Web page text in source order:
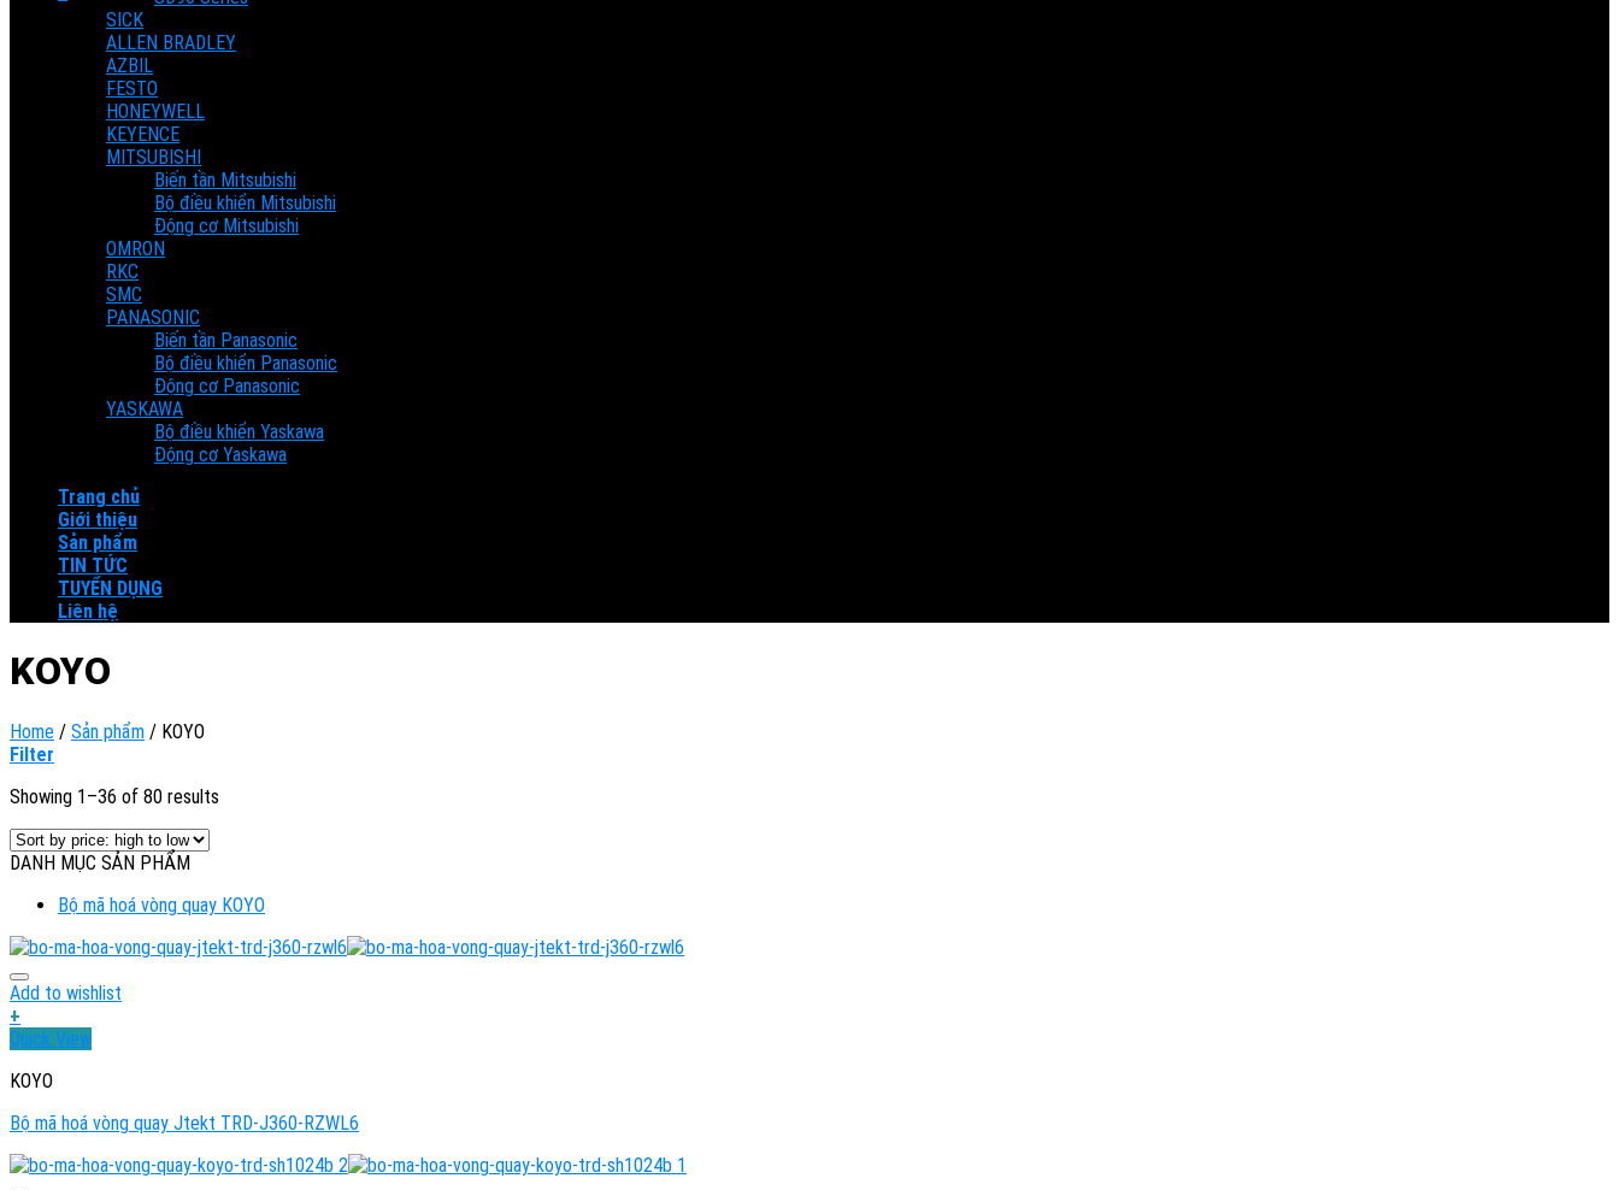
No products in the cart.
SICK
ALLEN BRADLEY
AZBIL
FESTO
HONEYWELL
KEYENCE
MITSUBISHI
Biến tần Mitsubishi
Bộ điều khiển Mitsubishi
Động cơ Mitsubishi
OMRON
RKC
SMC
PANASONIC
Biến tần Panasonic
Bộ điều khiển Panasonic
Động cơ Panasonic
YASKAWA
Bộ điều khiển Yaskawa
Động cơ Yaskawa
Trang chủ
Giới thiệu
Sản phẩm
TIN TỨC
TUYỂN DỤNG
Liên hệ
KOYO
Home / Sản phẩm / KOYO
Filter
Showing 1–36 of 80 results
DANH MỤC SẢN PHẨM
Bộ mã hoá vòng quay KOYO
Add to wishlist
+
Quick View
KOYO
Bộ mã hoá vòng quay Jtekt TRD-J360-RZWL6